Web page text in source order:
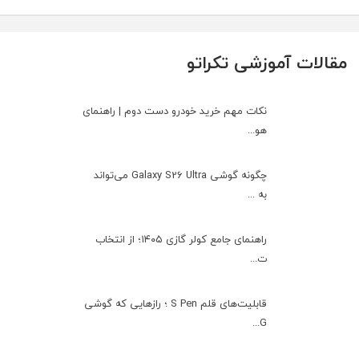
مقالات آموزشی تکراتو
نکات مهم خرید خودرو دست دوم | راهنمای
هو...
چگونه گوشی Galaxy S26 Ultra می‌تواند
به ...
راهنمای جامع کولر گازی ۱۴۰۵؛ از انتخاب
ت...
قابلیت‌های قلم S Pen ؛ رازهایی که گوشی
G...